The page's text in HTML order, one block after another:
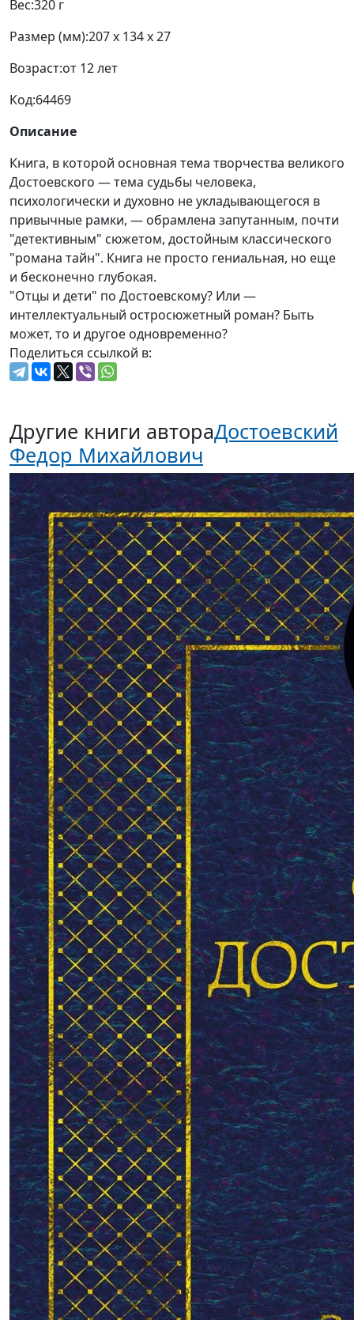
Вес:320 г
Размер (мм):207 x 134 x 27
Возраст:от 12 лет
Код:64469
Описание
Книга, в которой основная тема творчества великого
Достоевского — тема судьбы человека,
психологически и духовно не укладывающегося в
привычные рамки, — обрамлена запутанным, почти
"детективным" сюжетом, достойным классического
"романа тайн". Книга не просто гениальная, но еще
и бесконечно глубокая.
"Отцы и дети" по Достоевскому? Или —
интеллектуальный остросюжетный роман? Быть
может, то и другое одновременно?
Поделиться ссылкой в:
Другие книги автораДостоевский
Федор Михайлович